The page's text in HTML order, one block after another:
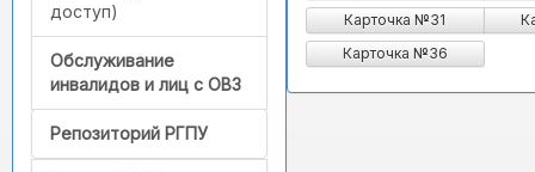
доступ)
Обслуживание
инвалидов и лиц с ОВЗ
Репозиторий РГПУ
Карточка №31
Карточка №36